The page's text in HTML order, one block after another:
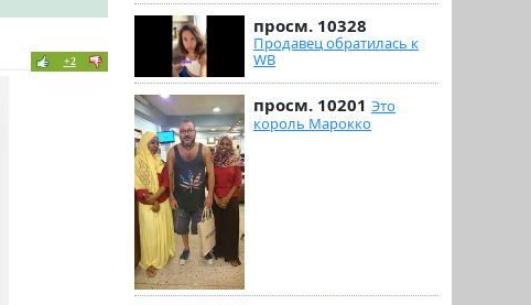
просм. 10328
Продавец обратилась к
WB
просм. 10201 Это
король Марокко
+2